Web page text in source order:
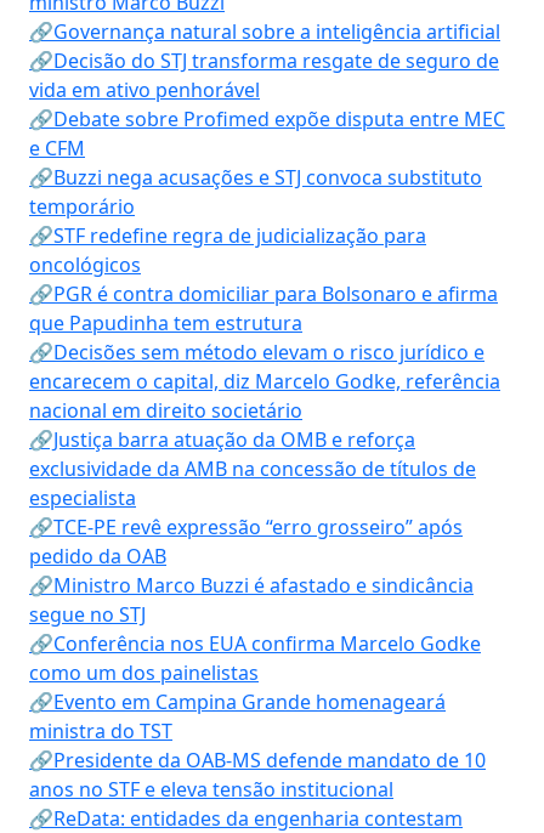
🔗Governança natural sobre a inteligência artificial
🔗Decisão do STJ transforma resgate de seguro de
vida em ativo penhorável
🔗Debate sobre Profimed expõe disputa entre MEC
e CFM
🔗Buzzi nega acusações e STJ convoca substituto
temporário
🔗STF redefine regra de judicialização para
oncológicos
🔗PGR é contra domiciliar para Bolsonaro e afirma
que Papudinha tem estrutura
🔗Decisões sem método elevam o risco jurídico e
encarecem o capital, diz Marcelo Godke, referência
nacional em direito societário
🔗Justiça barra atuação da OMB e reforça
exclusividade da AMB na concessão de títulos de
especialista
🔗TCE-PE revê expressão “erro grosseiro” após
pedido da OAB
🔗Ministro Marco Buzzi é afastado e sindicância
segue no STJ
🔗Conferência nos EUA confirma Marcelo Godke
como um dos painelistas
🔗Evento em Campina Grande homenageará
ministra do TST
🔗Presidente da OAB-MS defende mandato de 10
anos no STF e eleva tensão institucional
🔗ReData: entidades da engenharia contestam